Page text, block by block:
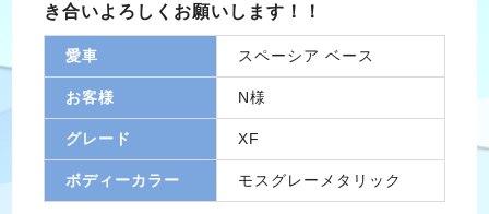
き合いよろしくお願いします！！
愛車 スペーシア ベース
お客様 N様
グレード XF
ボディーカラー モスグレーメタリック